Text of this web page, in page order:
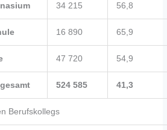
Berufskollegs
34 215 56,8
16 890 65,9
47 720 54,9
524 585 41,3